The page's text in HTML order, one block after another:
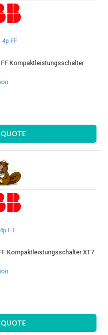
4p FF
FF Kompaktleistungsschalter
F F
Kompaktleistungsschalter XT7